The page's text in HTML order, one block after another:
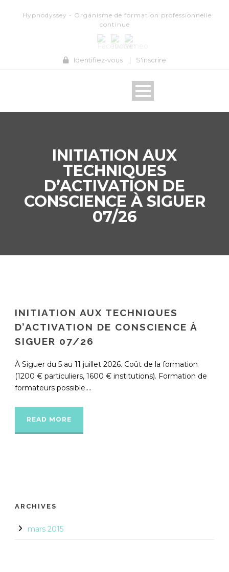
Hypnodyssey - Organisme de formation professionnelle
continue
Identifiez-vous | S'inscrire
INITIATION AUX
TECHNIQUES
D’ACTIVATION DE
CONSCIENCE À SIGUER
07/26
INITIATION AUX TECHNIQUES
D’ACTIVATION DE CONSCIENCE À
SIGUER 07/26
À Siguer du 5 au 11 juillet 2026. Coût de la formation
(1200 € particuliers, 1600 € institutions). Formation de
formateurs possible....
READ MORE
ARCHIVES
mars 2015